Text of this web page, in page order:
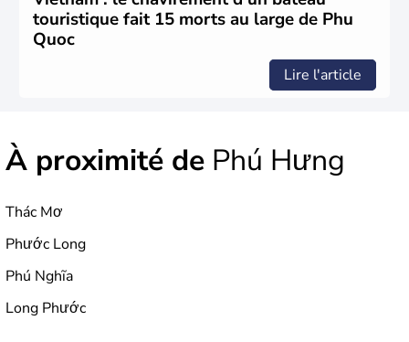
touristique fait 15 morts au large de Phu
Quoc
Lire l'article
À proximité de Phú Hưng
Thác Mơ
Phước Long
Phú Nghĩa
Long Phước